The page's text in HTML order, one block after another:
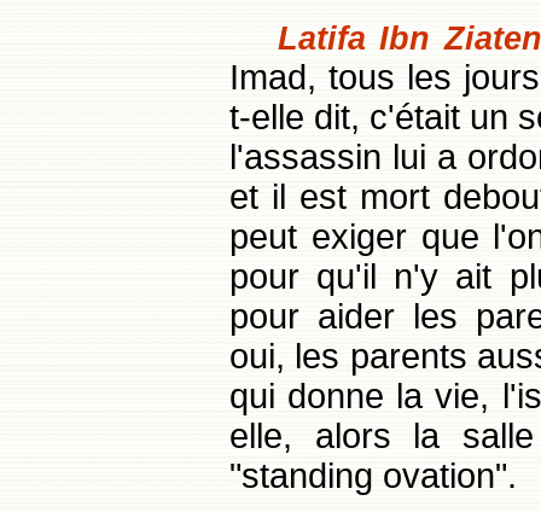
Latifa Ibn
Imad, tous les
t-elle dit, c'était un
l'assassin lui a
et il est mort
peut exiger que
pour qu'il n'y ait
pour aider les
oui, les parents
qui donne la vie,
elle, alors la
"standing ovation".